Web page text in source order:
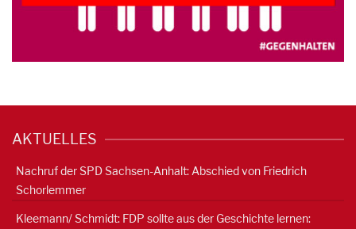
AKTUELLES
Nachruf der SPD Sachsen-Anhalt: Abschied von Friedrich
Schorlemmer
Kleemann/ Schmidt: FDP sollte aus der Geschichte lernen: